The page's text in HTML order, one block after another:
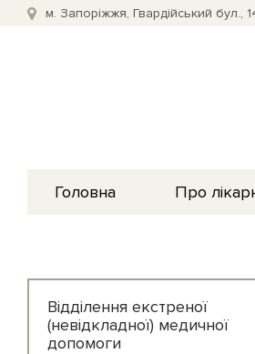
м. Запоріжжя, Гвардійський бул.,
Головна Про
Відділення екстреної
(невідкладної) медичної
допомоги